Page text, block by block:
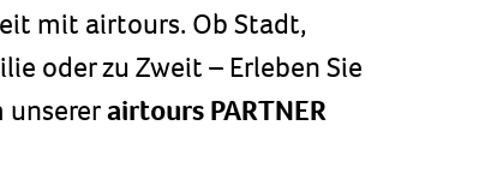
mit airtours. Ob Stadt,
oder zu Zweit – Erleben Sie
unsererairtours PARTNER